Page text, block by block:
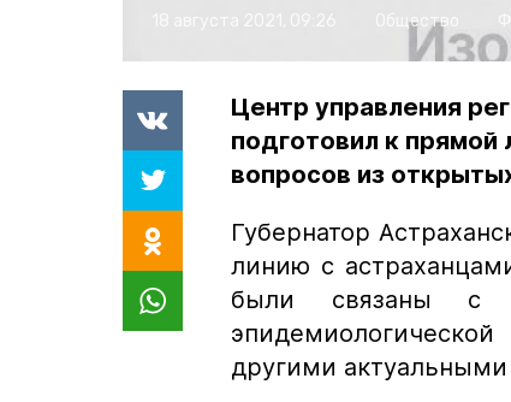
Общество
Центр управления
подготовил к прямой
вопросов из
Губернатор
линию с
были связаны с
другими